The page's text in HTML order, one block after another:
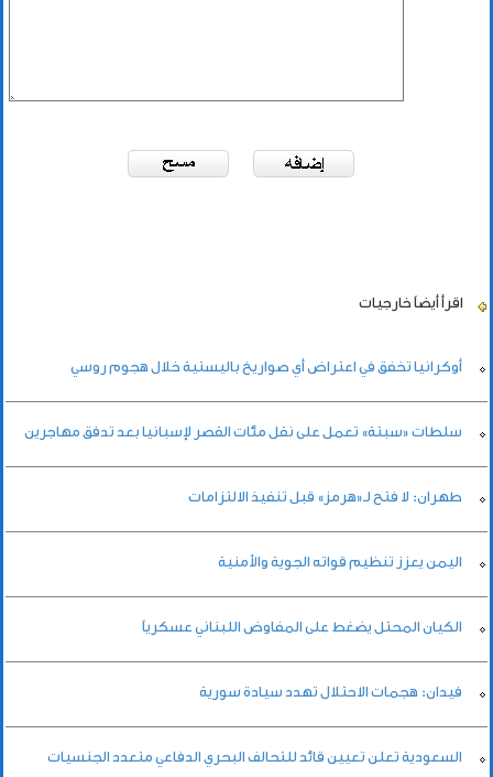
اقرأ أيضاً خارجيات
أوكرانيا تخفق في اعتراض أي صواريخ باليستية خلال هجوم روسي
سلطات «سبتة» تعمل على نقل مئات القصر لإسبانيا بعد تدفق مهاجرين
طهران: لا فتح لـ«هرمز» قبل تنفيذ الالتزامات
اليمن يعزز تنظيم قواته الجوية والأمنية
الكيان المحتل يضغط على المفاوض اللبناني عسكرياً
فيدان: هجمات الاحتلال تهدد سيادة سورية
السعودية تعلن تعيين قائد للتحالف البحري الدفاعي متعدد الجنسيات